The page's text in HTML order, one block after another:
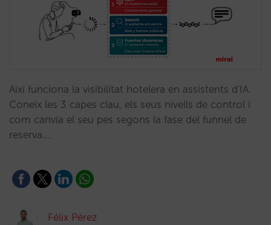
Així funciona la visibilitat hotelera en assistents d'IA.
Coneix les 3 capes clau, els seus nivells de control i
com canvia el seu pes segons la fase del funnel de
reserva.…
Félix Pérez